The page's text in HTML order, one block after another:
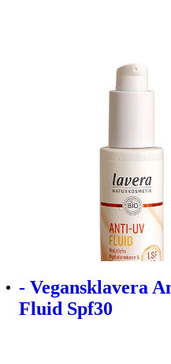
- Vegansklavera
Fluid Spf30